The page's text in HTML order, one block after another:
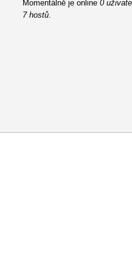
Momentálně je online 0
7 hostů.